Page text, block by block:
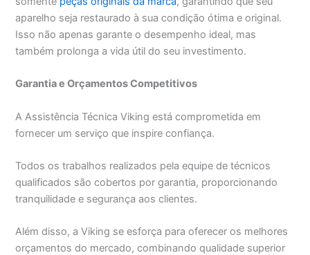
aparelho seja restaurado à sua condição ótima e original.
Isso não apenas garante o desempenho ideal, mas
também prolonga a vida útil do seu investimento.
Garantia e Orçamentos Competitivos
A Assistência Técnica Viking está comprometida em
fornecer um serviço que inspire confiança.
Todos os trabalhos realizados pela equipe de técnicos
qualificados são cobertos por garantia, proporcionando
tranquilidade e segurança aos clientes.
Além disso, a Viking se esforça para oferecer os melhores
orçamentos do mercado, combinando qualidade superior